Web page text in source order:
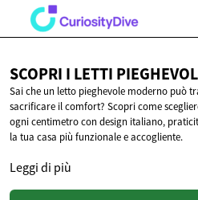
SCOPRI I LETTI
Sai che un letto pieghevole moderno può
sacrificare il comfort? Scopri come
ogni centimetro con design italiano,
la tua casa più funzionale e accogliente.
Leggi di più